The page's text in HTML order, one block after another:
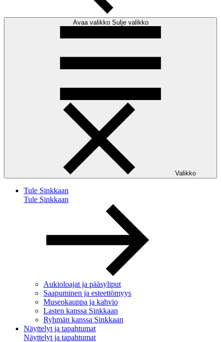
Avaa valikko Sulje valikko
Valikko
Tule Sinkkaan
Tule Sinkkaan
Aukioloajat ja pääsyliput
Saapuminen ja esteettömyys
Museokauppa ja kahvio
Lasten kanssa Sinkkaan
Ryhmän kanssa Sinkkaan
Näyttelyt ja tapahtumat
Näyttelyt ja tapahtumat